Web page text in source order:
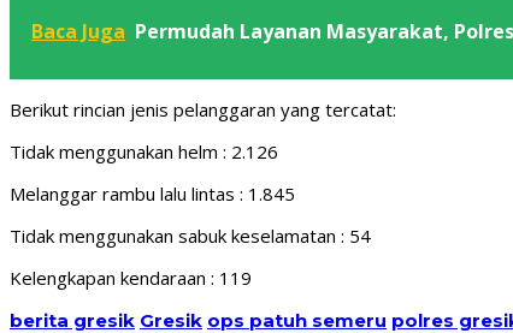
Baca Juga Permudah Layanan Masyarakat,
Berikut rincian jenis pelanggaran yang tercatat:
Tidak menggunakan helm : 2.126
Melanggar rambu lalu lintas : 1.845
Tidak menggunakan sabuk keselamatan : 54
Kelengkapan kendaraan : 119
berita gresik Gresik ops patuh semeru polres